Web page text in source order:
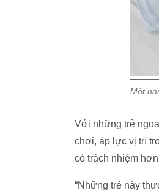
Một
Với những trẻ
chơi, áp lực vị trí
có trách nhiệm
“Những trẻ này